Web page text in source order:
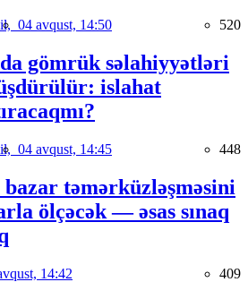
04 avqust, 14:50 520
gömrük səlahiyyətləri
islahat
04 avqust, 14:45 448
təmərküzləşməsini
ölçəcək — əsas sınaq
14:42 409